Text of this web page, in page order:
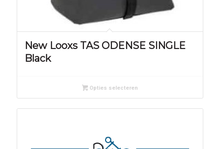
New Looxs TAS ODENSE SINGLE
Black
Opties selecteren